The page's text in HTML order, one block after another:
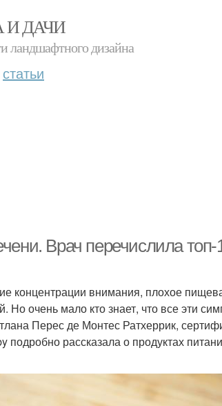
И ДАЧИ
ландшафтного дизайна
статьи
Врач перечислила
концентрации внимания, плохое
Но очень мало кто знает, что все эти
Перес де Монтес Ратхеррик,
подробно рассказала о продуктах